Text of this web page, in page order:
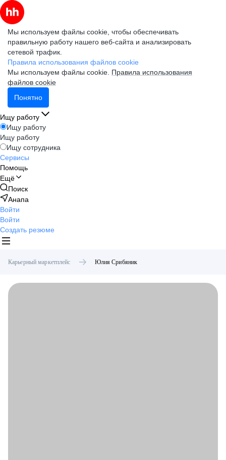
Мы используем файлы cookie, чтобы обеспечивать
правильную работу нашего веб-сайта и анализировать
сетевой трафик.
Правила использования файлов cookie
Мы используем файлы cookie. Правила использования
файлов cookie
Понятно
Ищу работу
Ищу работу
Ищу работу
Ищу сотрудника
Сервисы
Помощь
Ещё
Поиск
Анапа
Войти
Войти
Создать резюме
Карьерный маркетплейс Юлия Срибяник